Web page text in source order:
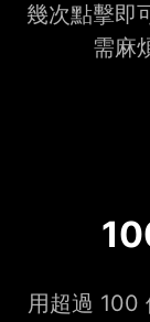
幾次點擊即
需麻
用超過 100